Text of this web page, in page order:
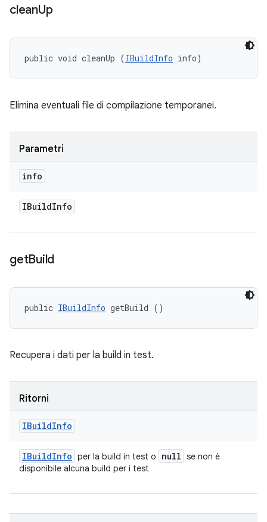
cleanUp
public void cleanUp (IBuildInfo info)
Elimina eventuali file di compilazione temporanei.
Parametri
info
IBuildInfo
getBuild
public IBuildInfo getBuild ()
Recupera i dati per la build in test.
Ritorni
IBuildInfo
IBuildInfo per la build in test o null se non è
disponibile alcuna build per i test